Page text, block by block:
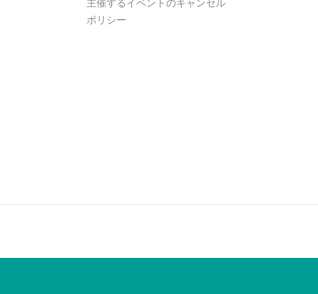
主催するイベントのキャンセル
ポリシー